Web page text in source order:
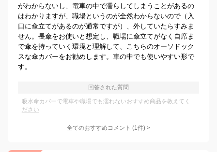
がわからないし、電車の中で濡らしてしまうことがあるの
はわかりますが、職場というのが全然わからないので（入
口に傘立てがあるのが通常ですが）、外していたらすみま
せん。長傘をお使いと想定し、職場に傘立てがなく自席ま
で傘を持っていく環境と理解して、こちらのオーソドック
スな傘カバーをお勧めします。車の中でも使いやすい形で
す。
回答された質問
吸水傘カバーで電車や職場でも濡れないおすすめ商品を教えてく
ださい
全てのおすすめコメント (1件) >